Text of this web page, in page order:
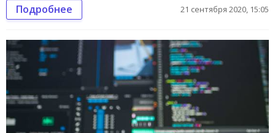
Подробнее 21 сентября 2020, 15:05